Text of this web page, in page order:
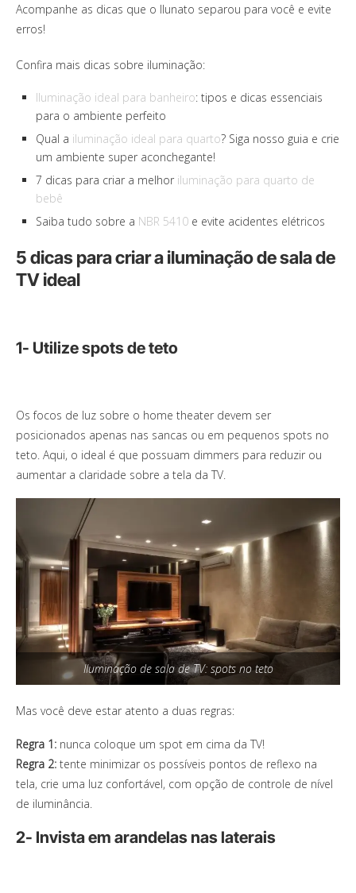
Acompanhe as dicas que o Ilunato separou para você e evite
erros!
Confira mais dicas sobre iluminação:
Iluminação ideal para banheiro: tipos e dicas essenciais
para o ambiente perfeito
Qual a iluminação ideal para quarto? Siga nosso guia e crie
um ambiente super aconchegante!
7 dicas para criar a melhor iluminação para quarto de
bebê
Saiba tudo sobre a NBR 5410 e evite acidentes elétricos
5 dicas para criar a iluminação de sala de
TV ideal
1- Utilize spots de teto
Os focos de luz sobre o home theater devem ser
posicionados apenas nas sancas ou em pequenos spots no
teto. Aqui, o ideal é que possuam dimmers para reduzir ou
aumentar a claridade sobre a tela da TV.
IIuminação de sala de TV: spots no teto
Mas você deve estar atento a duas regras:
Regra 1: nunca coloque um spot em cima da TV!
Regra 2: tente minimizar os possíveis pontos de reflexo na
tela, crie uma luz confortável, com opção de controle de nível
de iluminância.
2- Invista em arandelas nas laterais